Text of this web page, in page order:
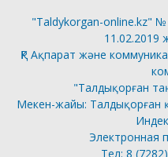
"Taldykorgan-online.kz"
11.02.2019
ҚР Ақпарат және
"Талдықорған
Мекен-жайы: Талдықорған
Электронная
Тел: 8